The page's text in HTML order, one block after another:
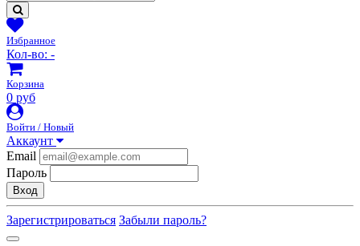
Избранное
Кол-во: -
Корзина
0 руб
Войти / Новый
Аккаунт
Email
Пароль
Вход
Зарегистрироваться Забыли пароль?